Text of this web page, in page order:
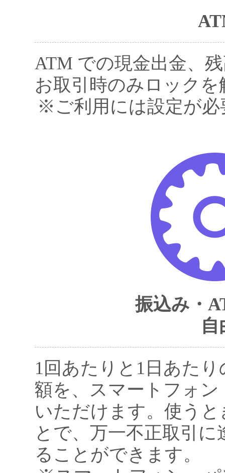
ATM での現金出金、
お取引時のみロック
※ご利用には設定が必
振込み・
自
1回あたりと1日あた
額を、スマートフォ
いただけます。使う
とで、万一不正取引
ることができます。